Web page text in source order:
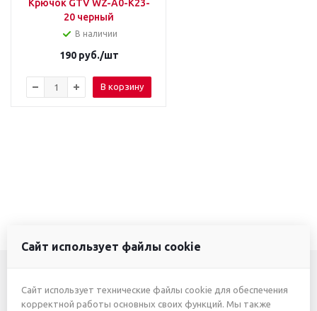
Крючок GTV WZ-A0-K23-
20 черный
В наличии
190руб./шт
В корзину
+7 (3412) 46-7777
Сайт использует файлы cookie
Сайт использует технические файлы cookie для обеспечения
корректной работы основных своих функций. Мы также